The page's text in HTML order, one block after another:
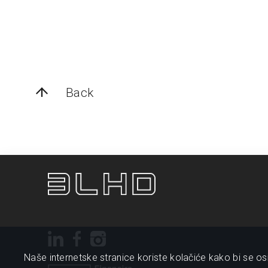
Back
Naše internetske stranice koriste kolačiće kako bi se